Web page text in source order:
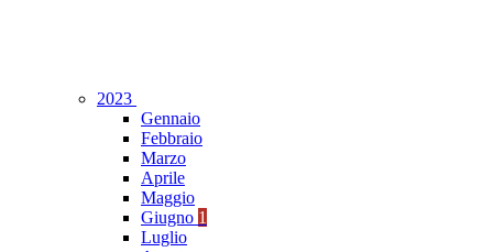
2023
Gennaio
Febbraio
Marzo
Aprile
Maggio
Giugno 1
Luglio